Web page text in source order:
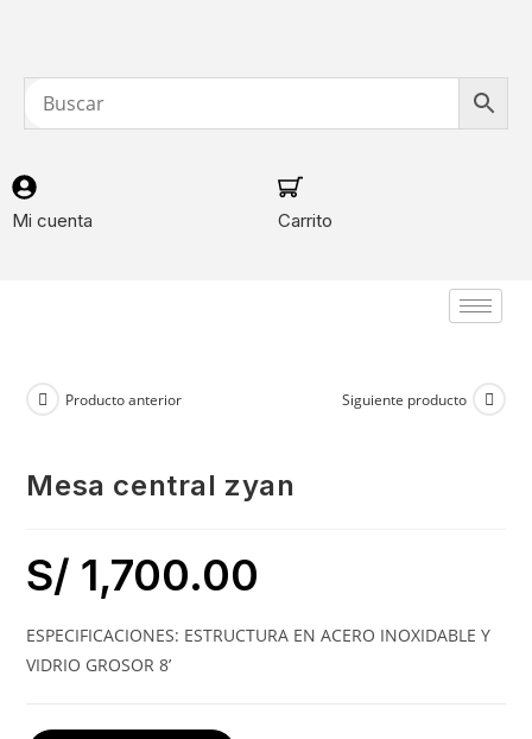
Mi cuenta Carrito
Producto anterior Siguiente producto
mesa central zyan
S/ 1,700.00
ESPECIFICACIONES: ESTRUCTURA EN ACERO INOXIDABLE Y
VIDRIO GROSOR 8’